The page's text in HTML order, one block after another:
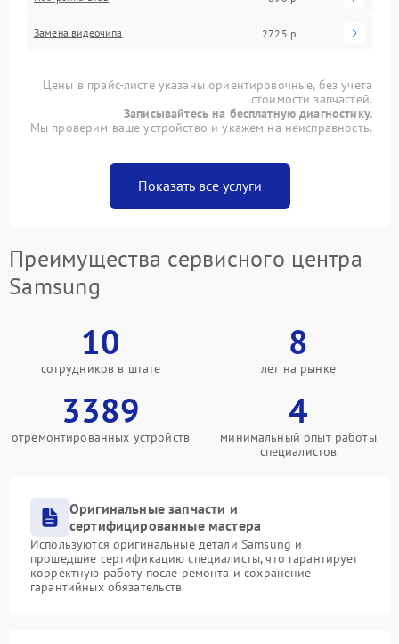
Замена видеочипа 2725 р
Цены в прайс-листе указаны ориентировочные, без учета
стоимости запчастей.
Записывайтесь на бесплатную диагностику.
Мы проверим ваше устройство и укажем на неисправность.
Показать все услуги
Преимущества сервисного центра
Samsung
10
сотрудников в штате
8
лет на рынке
3389
отремонтированных устройств
4
минимальный опыт работы
специалистов
Оригинальные запчасти и
сертифицированные мастера
Используются оригинальные детали Samsung и
прошедшие сертификацию специалисты, что гарантирует
корректную работу после ремонта и сохранение
гарантийных обязательств